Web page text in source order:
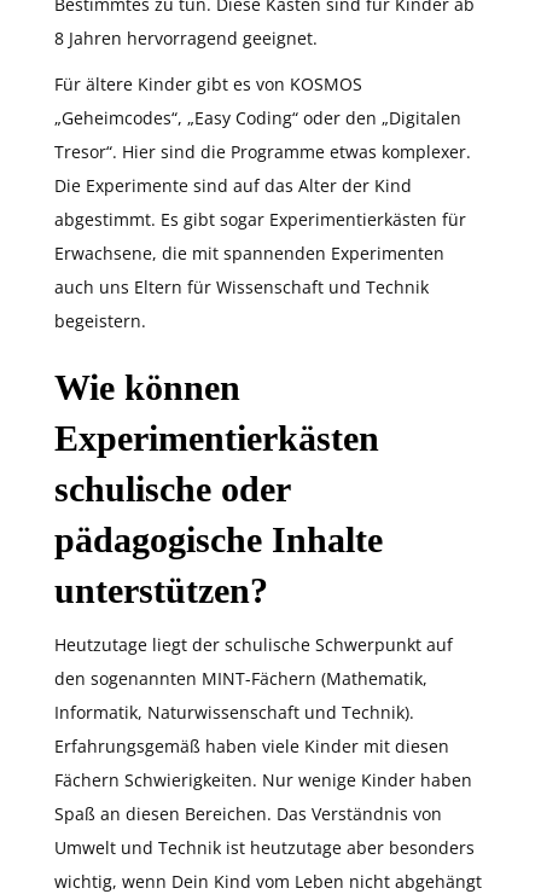
8 Jahren hervorragend geeignet.
Für ältere Kinder gibt es von KOSMOS
„Geheimcodes“, „Easy Coding“ oder den „Digitalen
Tresor“. Hier sind die Programme etwas komplexer.
Die Experimente sind auf das Alter der Kind
abgestimmt. Es gibt sogar Experimentierkästen für
Erwachsene, die mit spannenden Experimenten
auch uns Eltern für Wissenschaft und Technik
begeistern.
Wie können
Experimentierkästen
schulische oder
pädagogische Inhalte
unterstützen?
Heutzutage liegt der schulische Schwerpunkt auf
den sogenannten MINT-Fächern (Mathematik,
Informatik, Naturwissenschaft und Technik).
Erfahrungsgemäß haben viele Kinder mit diesen
Fächern Schwierigkeiten. Nur wenige Kinder haben
Spaß an diesen Bereichen. Das Verständnis von
Umwelt und Technik ist heutzutage aber besonders
wichtig, wenn Dein Kind vom Leben nicht abgehängt